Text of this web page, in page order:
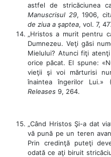
astfel de stricăciunea
Manuscrisul 29, 1906,
de ziua a şaptea, vol. 7,
„Hristos a murit pentru
Dumnezeu. Veţi găsi
Mielului? Atunci fiţi
orice păcat. El spune:
vieţii şi voi mărturisi
înaintea îngerilor Lui.»
Releases 9, 264.
„Când Hristos Şi-a dat
vă pună pe un teren
Prin credinţă puteţi
odată ce aţi biruit